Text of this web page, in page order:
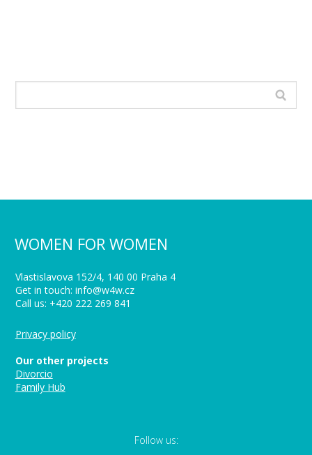
WOMEN FOR WOMEN
Vlastislavova 152/4, 140 00 Praha 4
Get in touch: info@w4w.cz
Call us: +420 222 269 841
Privacy policy
Our other projects
Divorcio
Family Hub
Follow us: